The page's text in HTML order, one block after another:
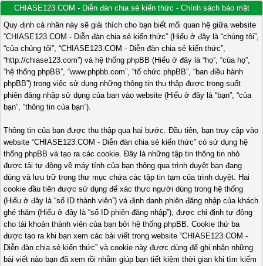
CHIASE123.COM - Diễn đàn chia sẻ kiến thức - Chính sách bảo mật
Quy định cá nhân này sẽ giải thích cho bạn biết mối quan hệ giữa website
“CHIASE123.COM - Diễn đàn chia sẻ kiến thức” (Hiểu ở đây là “chúng tôi”,
“của chúng tôi”, “CHIASE123.COM - Diễn đàn chia sẻ kiến thức”,
“http://chiase123.com”) và hệ thống phpBB (Hiểu ở đây là “họ”, “của họ”,
“hệ thống phpBB”, “www.phpbb.com”, “tổ chức phpBB”, “ban điều hành
phpBB”) trong việc sử dụng những thông tin thu thập được trong suốt
phiên đăng nhập sử dụng của bạn vào website (Hiểu ở đây là “bạn”, “của
bạn”, “thông tin của bạn”).
Thông tin của bạn được thu thập qua hai bước. Đầu tiên, bạn truy cập vào
website “CHIASE123.COM - Diễn đàn chia sẻ kiến thức” có sử dụng hệ
thống phpBB và tạo ra các cookie. Đây là những tập tin thông tin nhỏ
được tải tự động về máy tính của bạn thông qua trình duyệt bạn đang
dùng và lưu trữ trong thư mục chứa các tập tin tạm của trình duyệt. Hai
cookie đầu tiên được sử dụng để xác thực người dùng trong hệ thống
(Hiểu ở đây là “số ID thành viên”) và định danh phiên đăng nhập của khách
ghé thăm (Hiểu ở đây là “số ID phiên đăng nhập”), được chỉ định tự động
cho tài khoản thành viên của bạn bởi hệ thống phpBB. Cookie thứ ba
được tạo ra khi bạn xem các bài viết trong website “CHIASE123.COM -
Diễn đàn chia sẻ kiến thức” và cookie này được dùng để ghi nhận những
bài viết nào bạn đã xem rồi nhằm giúp bạn tiết kiệm thời gian khi tìm kiếm